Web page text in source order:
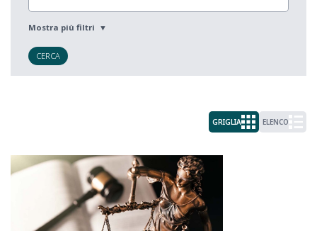
CERCA
GRIGLIA ELENCO